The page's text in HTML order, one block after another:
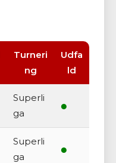
Turneri
ng
Udfa
ld
Superli
ga
●
Superli
ga
●